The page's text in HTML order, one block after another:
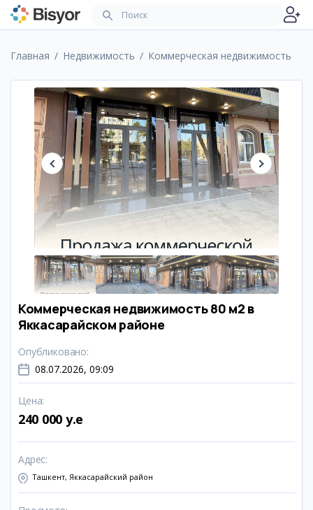
Главная Недвижимость Коммерческая недвижимость
Коммерческая недвижимость 80 м2 в
Яккасарайском районе
Опубликовано:
08.07.2026, 09:09
Цена:
240 000 y.e
Адрес:
Ташкент, Яккасарайский район